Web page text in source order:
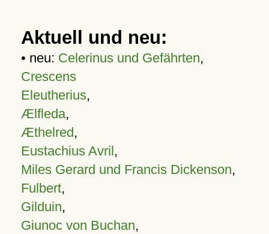
Aktuell und neu:
• neu: Celerinus und Gefährten,
Crescens
Eleutherius,
Ælfleda,
Æthelred,
Eustachius Avril,
Miles Gerard und Francis Dickenson,
Fulbert,
Gilduin,
Giunoc von Buchan,